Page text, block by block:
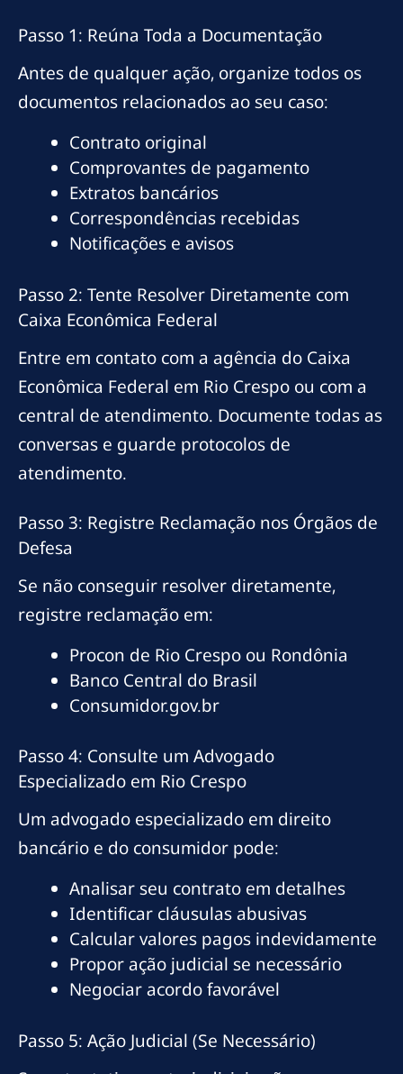
Passo 1: Reúna Toda a Documentação
Antes de qualquer ação, organize todos os
documentos relacionados ao seu caso:
Contrato original
Comprovantes de pagamento
Extratos bancários
Correspondências recebidas
Notificações e avisos
Passo 2: Tente Resolver Diretamente com
Caixa Econômica Federal
Entre em contato com a agência do Caixa
Econômica Federal em Rio Crespo ou com a
central de atendimento. Documente todas as
conversas e guarde protocolos de
atendimento.
Passo 3: Registre Reclamação nos Órgãos de
Defesa
Se não conseguir resolver diretamente,
registre reclamação em:
Procon de Rio Crespo ou Rondônia
Banco Central do Brasil
Consumidor.gov.br
Passo 4: Consulte um Advogado
Especializado em Rio Crespo
Um advogado especializado em direito
bancário e do consumidor pode:
Analisar seu contrato em detalhes
Identificar cláusulas abusivas
Calcular valores pagos indevidamente
Propor ação judicial se necessário
Negociar acordo favorável
Passo 5: Ação Judicial (Se Necessário)